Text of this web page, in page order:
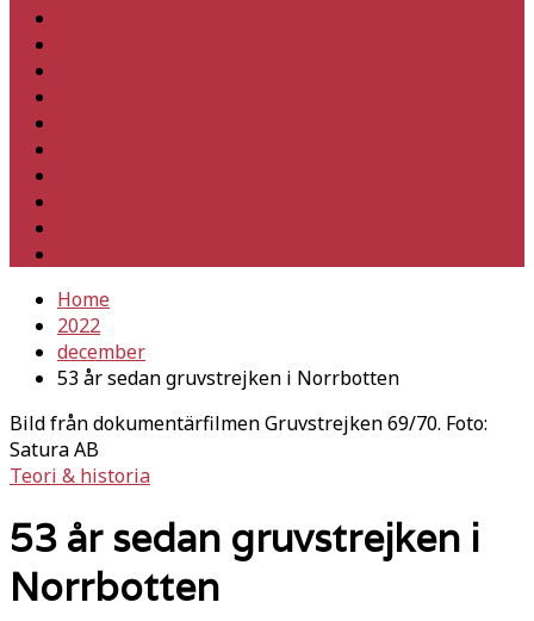
Home
2022
december
53 år sedan gruvstrejken i Norrbotten
Bild från dokumentärfilmen Gruvstrejken 69/70. Foto:
Satura AB
Teori & historia
53 år sedan gruvstrejken i
Norrbotten